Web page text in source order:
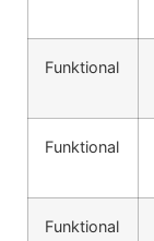
Funktional
Funktional
Funktional